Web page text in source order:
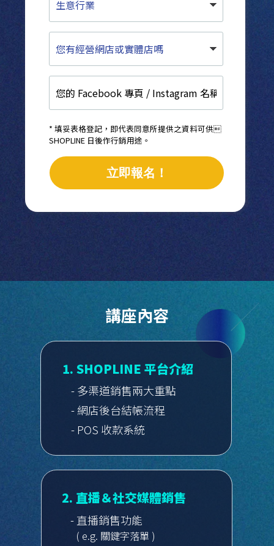
行
業
您
有
經
營
網
店
或
體
店
嗎
您
的
Facebook
專
頁
/
名
稱
立即報名！
* 填妥表格登記，即代表同意所提供之資料可供
SHOPLINE 日後作行銷用途。
講座內容
1. SHOPLINE 平台介紹
2. 直播＆社交媒體銷售
- 多渠道銷售兩大重點
- 網店後台結帳流程
- POS 收款系統
- 直播銷售功能
( e.g. 關鍵字落單 )